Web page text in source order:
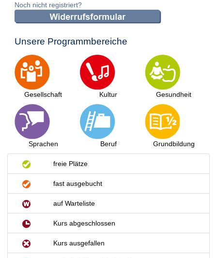
Noch nicht registriert?
Unsere Programmbereiche
Gesellschaft
Sprachen
Kultur
Beruf
Gesundheit
Grundbildung
freie Plätze
fast ausgebucht
auf Warteliste
Kurs abgeschlossen
Kurs ausgefallen